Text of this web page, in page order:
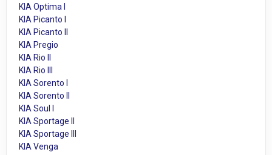
KIA Optima I
KIA Picanto I
KIA Picanto II
KIA Pregio
KIA Rio II
KIA Rio III
KIA Sorento I
KIA Sorento II
KIA Soul I
KIA Sportage II
KIA Sportage III
KIA Venga